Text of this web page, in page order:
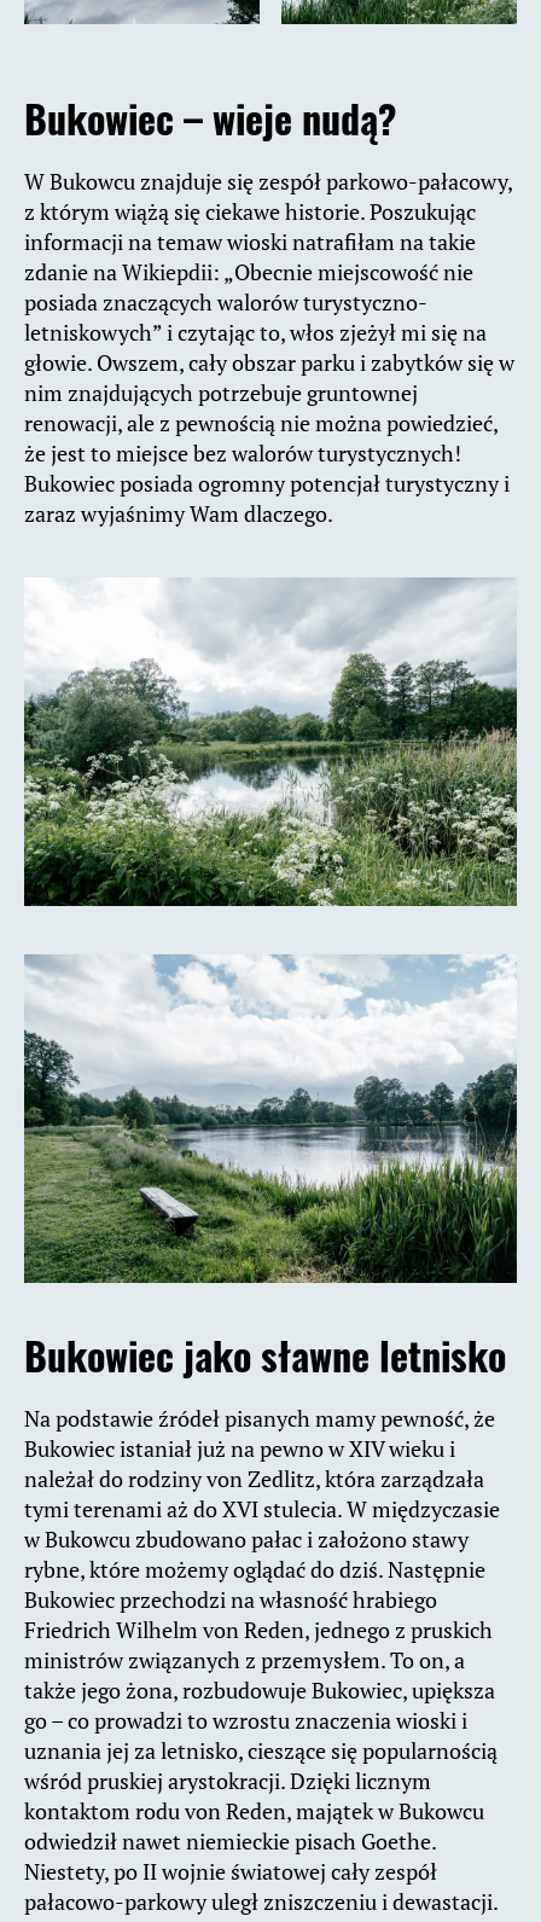
Bukowiec – wieje nudą?
W Bukowcu znajduje się zespół parkowo-pałacowy,
z którym wiążą się ciekawe historie. Poszukując
informacji na temaw wioski natrafiłam na takie
zdanie na Wikiepdii: „Obecnie miejscowość nie
posiada znaczących walorów turystyczno-
letniskowych” i czytając to, włos zjeżył mi się na
głowie. Owszem, cały obszar parku i zabytków się w
nim znajdujących potrzebuje gruntownej
renowacji, ale z pewnością nie można powiedzieć,
że jest to miejsce bez walorów turystycznych!
Bukowiec posiada ogromny potencjał turystyczny i
zaraz wyjaśnimy Wam dlaczego.
Bukowiec jako sławne letnisko
Na podstawie źródeł pisanych mamy pewność, że
Bukowiec istaniał już na pewno w XIV wieku i
należał do rodziny von Zedlitz, która zarządzała
tymi terenami aż do XVI stulecia. W międzyczasie
w Bukowcu zbudowano pałac i założono stawy
rybne, które możemy oglądać do dziś. Następnie
Bukowiec przechodzi na własność hrabiego
Friedrich Wilhelm von Reden, jednego z pruskich
ministrów związanych z przemysłem. To on, a
także jego żona, rozbudowuje Bukowiec, upiększa
go – co prowadzi to wzrostu znaczenia wioski i
uznania jej za letnisko, cieszące się popularnością
wśród pruskiej arystokracji. Dzięki licznym
kontaktom rodu von Reden, majątek w Bukowcu
odwiedził nawet niemieckie pisach Goethe.
Niestety, po II wojnie światowej cały zespół
pałacowo-parkowy uległ zniszczeniu i dewastacji.